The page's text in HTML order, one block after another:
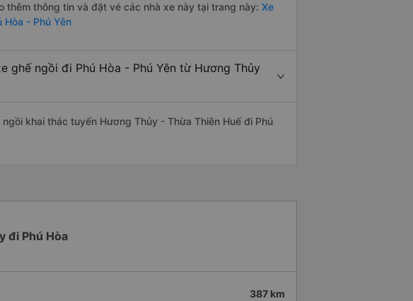
thêm thông tin và đặt vé các nhà xe này tại trang này: Xe
- Phú Yên
ghế ngồi đi Phú Hòa - Phú Yên từ Hương Thủy
khai thác tuyến Hương Thủy - Thừa Thiên Huế đi Phú
đi Phú Hòa
387 km